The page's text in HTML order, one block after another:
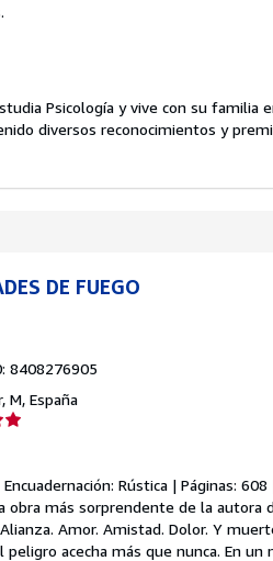
Psicología y vive con su familia
diversos reconocimientos y
DE FUEGO
8408276905
M, España
Rústica | Páginas:
obra más sorprendente de la
Amor. Amistad. Dolor. Y
acecha más que nunca. En